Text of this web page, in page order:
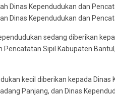
Dinas Kependudukan dan
Dinas Kependudukan dan
sedang diberikan
Pencatatan Sipil Kabupaten
kecil diberikan kepada Dinas
Panjang, dan Dinas